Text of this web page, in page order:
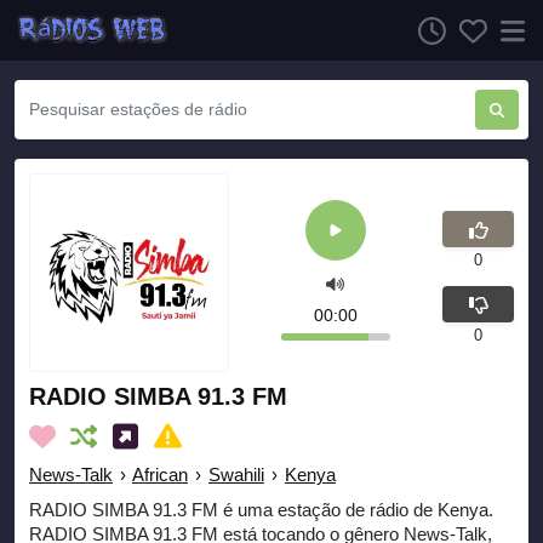
RADIO SIMBA 91.3 FM
News-Talk › African › Swahili › Kenya
RADIO SIMBA 91.3 FM é uma estação de rádio de Kenya.
RADIO SIMBA 91.3 FM está tocando o gênero News-Talk,
00:00
0
0